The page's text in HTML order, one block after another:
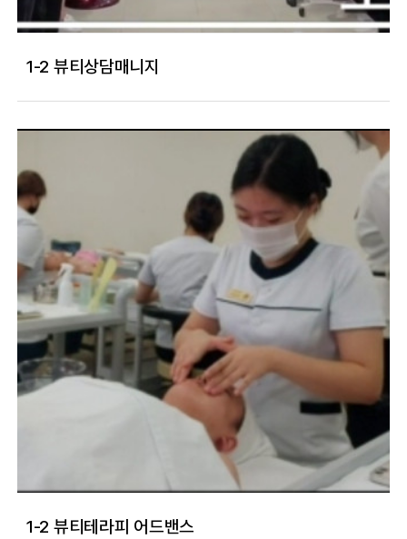
1-2 뷰티상담매니지
1-2 뷰티테라피 어드밴스